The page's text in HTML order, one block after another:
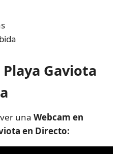
Gaviota
una Webcam en
en Directo: